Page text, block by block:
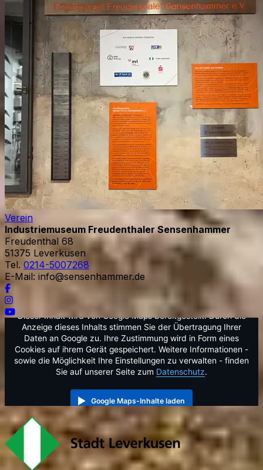
Verein
Industriemuseum Freudenthaler Sensenhammer
Freudenthal 68
51375 Leverkusen
Tel. 0214-5007268
E-Mail: info@sensenhammer.de
Dieser Inhalt wird von Google Maps bereitgestellt. Durch die
Anzeige dieses Inhalts stimmen Sie der Übertragung Ihrer
Daten an Google zu. Ihre Zustimmung wird in Form eines
Cookies auf ihrem Gerät gespeichert. Weitere Informationen -
sowie die Möglichkeit Ihre Einstellungen zu verwalten - finden
Sie auf unserer Seite zum Datenschutz.
Google Maps-Inhalte laden